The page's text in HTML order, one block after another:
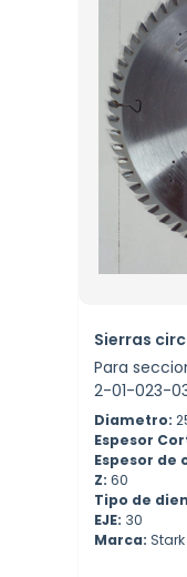
Sierras
Para
2-01-023-
Diametro:
Espesor
Espesor de
Z: 60
Tipo de
EJE: 30
Marca: Stark